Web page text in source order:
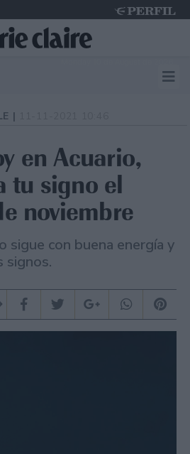
|
en Acuario,
tu signo el
noviembre
sigue con buena energía y
signos.